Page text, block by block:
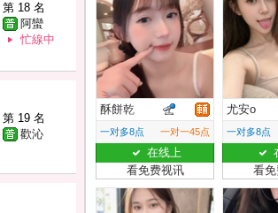
第 18 名
阿蠻
忙線中
第 19 名
歡沁
酥餅乾
一对多8点 一对一45点
在线上
看免费视讯
尤安o
一对多8点
看